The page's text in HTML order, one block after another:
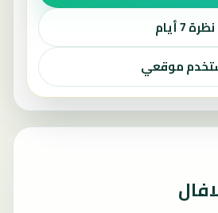
نظرة 7 أيام
موقعي